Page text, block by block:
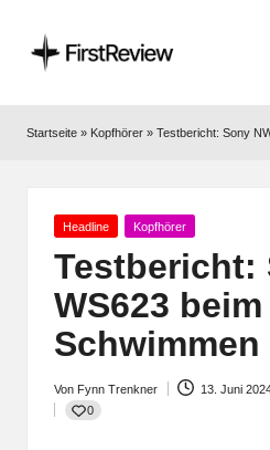
ir
Alles
Smart‑Home,
Kopfhörern
Startseite » Kopfhörer » Testbericht: Sony
Posted
Headline Kopfhörer
Testbericht:
WS623 beim
Schwimmen
Posted
by
Von Fynn Trenkner 13. Juni
0